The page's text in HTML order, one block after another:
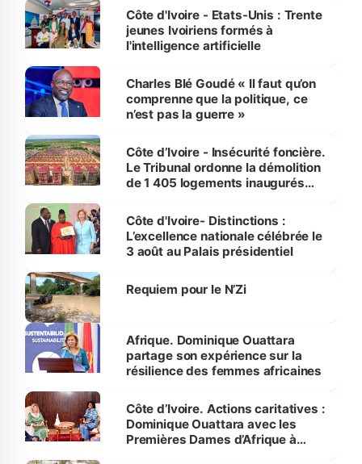
Côte d'Ivoire - Etats-Unis : Trente
jeunes Ivoiriens formés à
l'intelligence artificielle
Charles Blé Goudé « Il faut qu’on
comprenne que la politique, ce
n’est pas la guerre »
Côte d’Ivoire - Insécurité foncière.
Le Tribunal ordonne la démolition
de 1 405 logements inaugurés
Bassam
Côte d'Ivoire- Distinctions :
L’excellence nationale célébrée le
3 août au Palais présidentiel
Requiem pour le N’Zi
Afrique. Dominique Ouattara
partage son expérience sur la
résilience des femmes africaines
Côte d’Ivoire. Actions caritatives :
Dominique Ouattara avec les
Premières Dames d’Afrique à